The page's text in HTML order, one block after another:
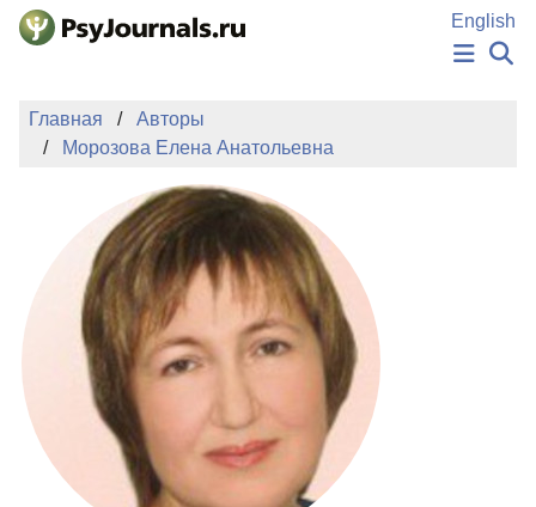
Перейти к основному содержанию
English
ИЗДАНИЯ
ПОДАТЬ РУКОПИСЬ
БАЗА ЗНАНИЙ
КЛЮЧЕВЫЕ СЛОВА
Регистрация
Главная
Авторы
Морозова Елена Анатольевна